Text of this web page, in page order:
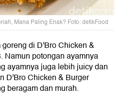
Mana Paling Enak? Foto: detikFood
di D'Bro Chicken &
Namun potongan ayamnya
ayamnya juga lebih juicy dan
D'Bro Chicken & Burger
beragam dan murah.